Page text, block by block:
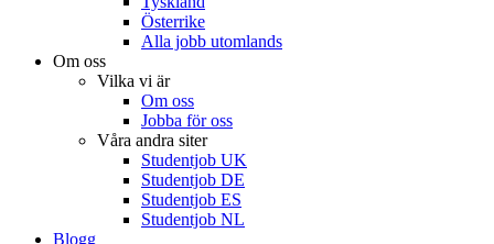
Österrike
Alla jobb utomlands
Om oss
Vilka vi är
Om oss
Jobba för oss
Våra andra siter
Studentjob UK
Studentjob DE
Studentjob ES
Studentjob NL
Blogg